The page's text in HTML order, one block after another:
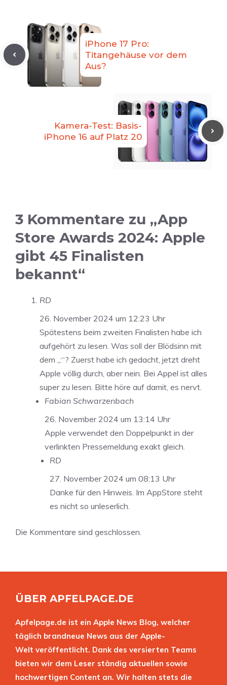
iPhone 17 Pro:
Titangehäuse vor dem
Aus?
Kamera-Test: Basis-
iPhone 16 auf Platz 20
3 Kommentare zu „App
Store Awards 2024: Apple
gibt 45 Finalisten
bekannt“
RD
26. November 2024 um 12:23 Uhr
Spätestens beim zweiten Finalisten habe ich
aufgehört zu lesen. Was soll der Blödsinn mit
dem „:“? Zuerst habe ich gedacht, jetzt dreht
Apple völlig durch, aber nein. Bei Appel ist alles
super zu lesen. Bitte höre auf damit, es nervt.
Fabian Schwarzenbach
26. November 2024 um 13:14 Uhr
Apple verwendet den Doppelpunkt in der
verlinkten Pressemeldung exakt gleich.
RD
27. November 2024 um 08:13 Uhr
Danke für den Hinweis. Im AppStore steht
es nicht so unleserlich.
Die Kommentare sind geschlossen.
ÜBER APFELPAGE.DE
Apfelpage.de ist ein Apple News Blog, welcher
täglich brandneue News aus der Apple-
Welt veröffentlicht. Dank des versierten Teams
bieten wir dem Leser ständig aktuellen sowie
hochwertigen Content an. Wir halten stets die